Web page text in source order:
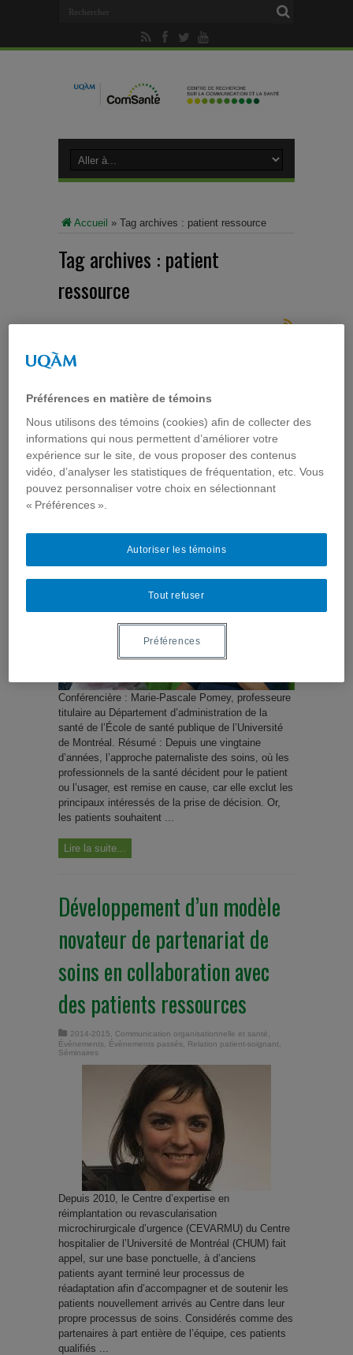
Accueil » Tag archives : patient ressource
Tag archives : patient
ressource
Compte rendu de séminaire –
Le Kaleidoscope de
l’engagement des patients :
quels types d’engagement
pour quelles finalités ?
de pratique,Communication interpersonnelle et santé,
Relation patient-soignant,Thèmes de recherche
Conférencière : Marie-Pascale Pomey, professeure
titulaire au Département d’administration de la
santé de l’École de santé publique de l’Université
de Montréal. Résumé : Depuis une vingtaine
d’années, l’approche paternaliste des soins, où les
professionnels de la santé décident pour le patient
ou l’usager, est remise en cause, car elle exclut les
principaux intéressés de la prise de décision. Or,
les patients souhaitent ...
Lire la suite...
Développement d’un modèle
novateur de partenariat de
soins en collaboration avec
des patients ressources
2014-2015 Communication organisationnelle et santé
Événements
Évènements passés Relation patient-soignant
Séminaires
Depuis 2010, le Centre d’expertise en
réimplantation ou revascularisation
microchirurgicale d’urgence (CEVARMU) du Centre
hospitalier de l’Université de Montréal (CHUM) fait
appel, sur une base ponctuelle, à d’anciens
patients ayant terminé leur processus de
réadaptation afin d’accompagner et de soutenir les
patients nouvellement arrivés au Centre dans leur
propre processus de soins. Considérés comme des
partenaires à part entière de l’équipe, ces patients
qualifiés ...
Préférences en matière de témoins
Nous utilisons des témoins (cookies) afin de collecter des
informations qui nous permettent d’améliorer votre
expérience sur le site, de vous proposer des contenus
vidéo, d’analyser les statistiques de fréquentation, etc. Vous
pouvez personnaliser votre choix en sélectionnant
« Préférences ».
Tout refuser
Autoriser les témoins
Préférences